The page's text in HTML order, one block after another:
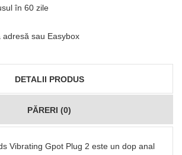
în 60 zile
sau Easybox
DETALII PRODUS
PĂRERI (0)
Vibrating Gpot Plug 2 este un dop anal